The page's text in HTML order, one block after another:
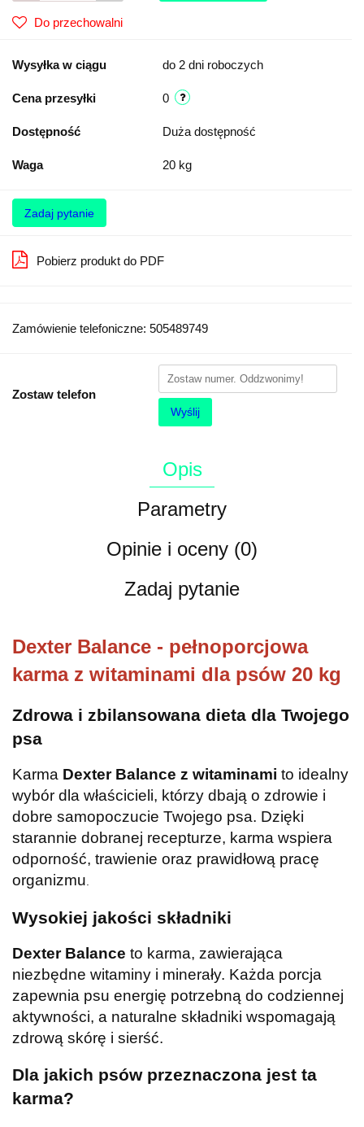
Do przechowalni
Wysyłka w ciągu do 2 dni roboczych
Cena przesyłki 0
Dostępność Duża dostępność
Waga 20 kg
Zadaj pytanie
Pobierz produkt do PDF
Zamówienie telefoniczne: 505489749
Zostaw telefon
Wyślij
Opis
Parametry
Opinie i oceny (0)
Zadaj pytanie
Dexter Balance - pełnoporcjowa
karma z witaminami dla psów 20 kg
Zdrowa i zbilansowana dieta dla Twojego
psa
Karma Dexter Balance z witaminami to idealny
wybór dla właścicieli, którzy dbają o zdrowie i
dobre samopoczucie Twojego psa. Dzięki
starannie dobranej recepturze, karma wspiera
odporność, trawienie oraz prawidłową pracę
organizmu
Wysokiej jakości składniki
Dexter Balance to karma, zawierająca
niezbędne witaminy i minerały. Każda porcja
zapewnia psu energię potrzebną do codziennej
aktywności, a naturalne składniki wspomagają
zdrową skórę i sierść.
Dla jakich psów przeznaczona jest ta
karma?